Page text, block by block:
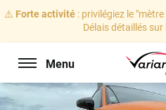
⚠️ Forte activité: privilégiez le
Délais détaillés
Menu